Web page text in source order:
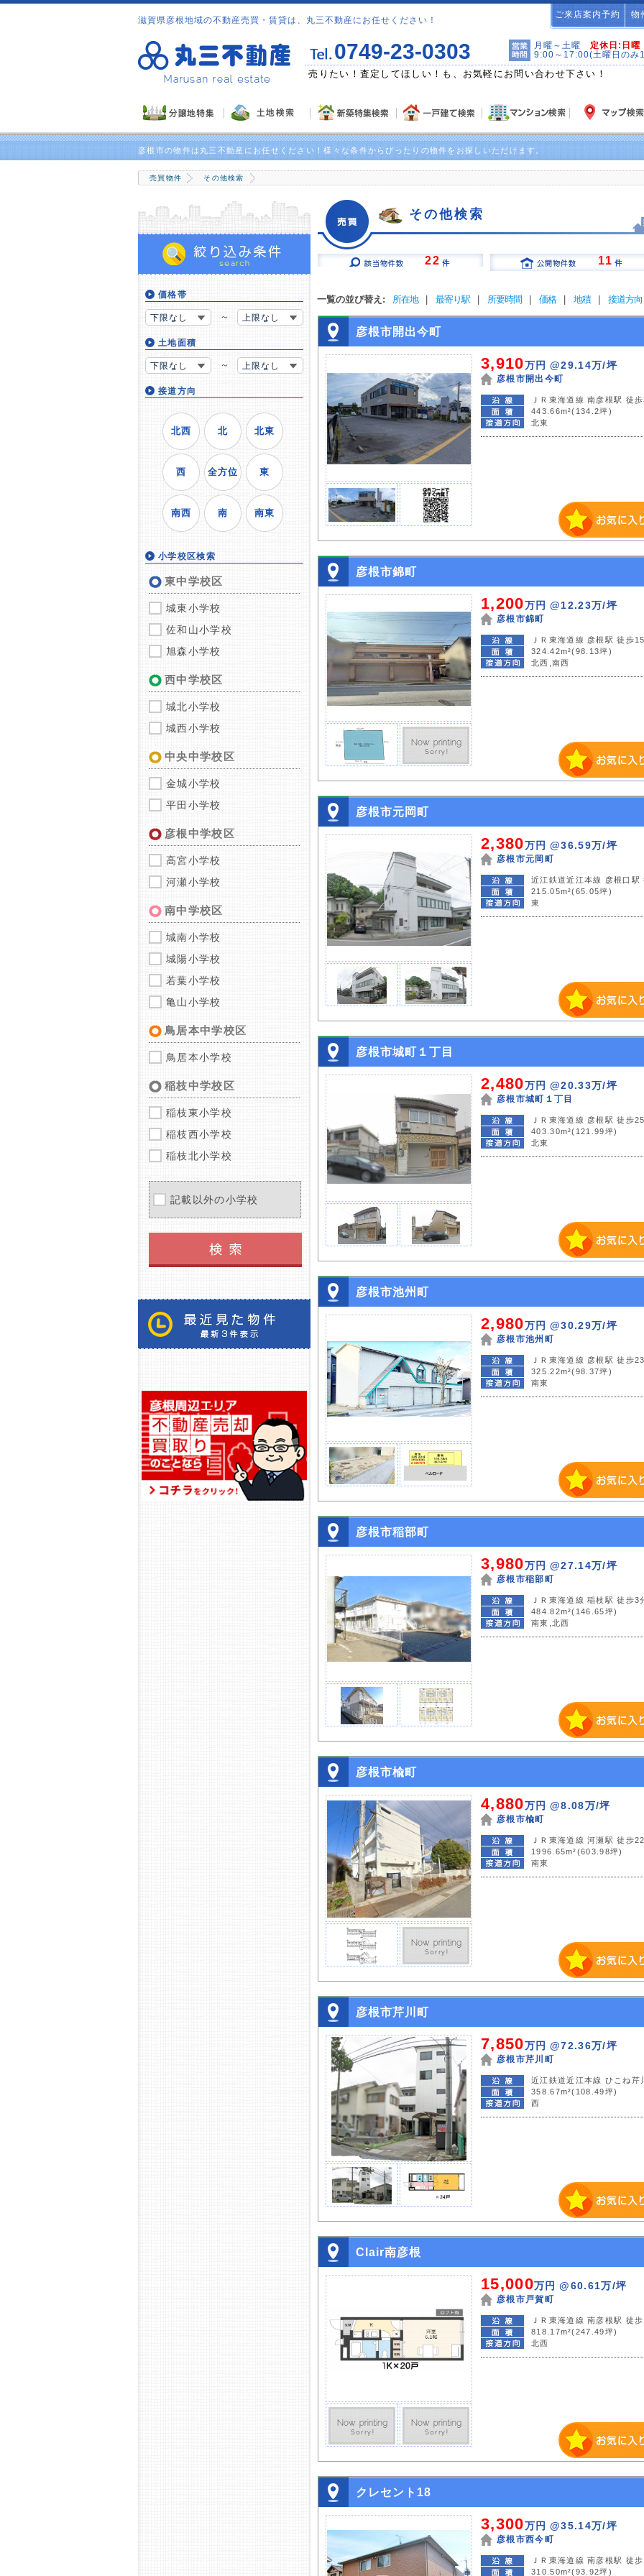
滋賀県彦根地域の不動産売買・賃貸は、丸三不動産にお任せください！
ご来店案内予約 物
0749-23-0303 月曜～土曜 定休日:日曜
9:00～17:00(土曜日のみ
物件満載の情報誌をプレゼント！ 売りたい！査定してほしい！も、お気軽にお問い合わせ下さい！
彦根市の物件は丸三不動産にお任せください！様々な条件からぴったりの物件をお探しいただけます。
売買物件 その他検索
その他検索
22 11
一覧の並び替え: 所在地| 最寄り駅| 所要時間| 価格| 地積| 接道方向
彦根市開出今町
3,910万円 @29.14万/坪
彦根市開出今町
ＪＲ東海道線 南彦根駅 徒
443.66m²(134.2坪)
北東
彦根市錦町
1,200万円 @12.23万/坪
彦根市錦町
ＪＲ東海道線 彦根駅 徒歩
324.42m²(98.13坪)
北西,南西
彦根市元岡町
2,380万円 @36.59万/坪
彦根市元岡町
近江鉄道近江本線 彦根口駅
215.05m²(65.05坪)
東
彦根市城町１丁目
2,480万円 @20.33万/坪
彦根市城町１丁目
ＪＲ東海道線 彦根駅 徒歩
403.30m²(121.99坪)
北東
彦根市池州町
2,980万円 @30.29万/坪
彦根市池州町
ＪＲ東海道線 彦根駅 徒歩
325.22m²(98.37坪)
南東
彦根市稲部町
3,980万円 @27.14万/坪
彦根市稲部町
ＪＲ東海道線 稲枝駅 徒歩3
484.82m²(146.65坪)
南東,北西
彦根市楡町
4,880万円 @8.08万/坪
彦根市楡町
ＪＲ東海道線 河瀬駅 徒歩
1996.65m²(603.98坪)
南東
彦根市芹川町
7,850万円 @72.36万/坪
彦根市芹川町
近江鉄道近江本線 ひこね芹
358.67m²(108.49坪)
西
Clair南彦根
15,000万円 @60.61万/坪
彦根市戸賀町
ＪＲ東海道線 南彦根駅 徒
818.17m²(247.49坪)
北西
クレセント18
3,300万円 @35.14万/坪
彦根市西今町
ＪＲ東海道線 南彦根駅 徒
310.50m²(93.92坪)
価格帯
下限なし ～ 上限なし
土地面積
下限なし ～ 上限なし
接道方向
北西 北 北東
西 全方位 東
南西 南 南東
小学校区検索
東中学校区
城東小学校
佐和山小学校
旭森小学校
西中学校区
城北小学校
城西小学校
中央中学校区
金城小学校
平田小学校
彦根中学校区
高宮小学校
河瀬小学校
南中学校区
城南小学校
城陽小学校
若葉小学校
亀山小学校
鳥居本中学校区
鳥居本小学校
稲枝中学校区
稲枝東小学校
稲枝西小学校
稲枝北小学校
記載以外の小学校